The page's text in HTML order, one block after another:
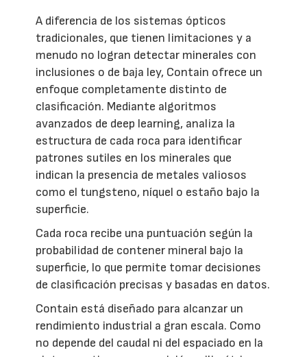
A diferencia de los sistemas ópticos
tradicionales, que tienen limitaciones y a
menudo no logran detectar minerales con
inclusiones o de baja ley, Contain ofrece un
enfoque completamente distinto de
clasificación. Mediante algoritmos
avanzados de deep learning, analiza la
estructura de cada roca para identificar
patrones sutiles en los minerales que
indican la presencia de metales valiosos
como el tungsteno, níquel o estaño bajo la
superficie.
Cada roca recibe una puntuación según la
probabilidad de contener mineral bajo la
superficie, lo que permite tomar decisiones
de clasificación precisas y basadas en datos.
Contain está diseñado para alcanzar un
rendimiento industrial a gran escala. Como
no depende del caudal ni del espaciado en la